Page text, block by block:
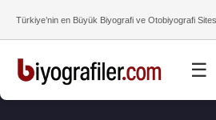
Türkiye’nin en Büyük Biyografi ve Otobiyografi
☰